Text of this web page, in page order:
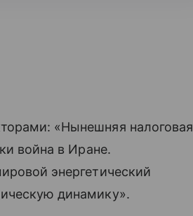
«Нынешняя налоговая
война в Иране.
энергетический
динамику».